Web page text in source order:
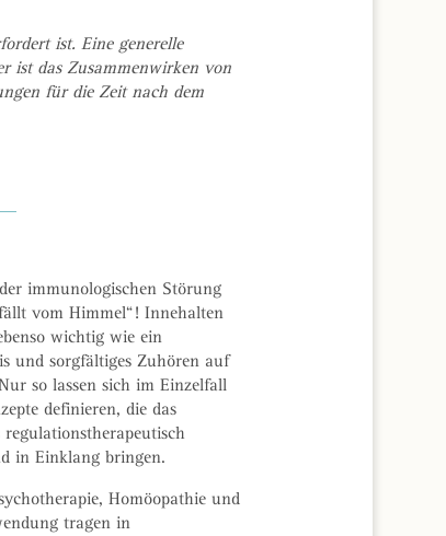
ist. Eine generelle
ist das Zusammenwirken von
für die Zeit nach dem
immunologischen Störung
vom Himmel“! Innehalten
wichtig wie ein
und sorgfältiges Zuhören auf
so lassen sich im Einzelfall
definieren, die das
in Einklang bringen.
Homöopathie und
tragen in